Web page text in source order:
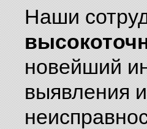
Наши
новейший
выявления